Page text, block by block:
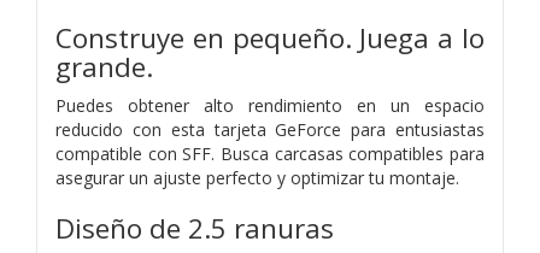
Construye en pequeño. Juega a lo
grande.
Puedes obtener alto rendimiento en un espacio
reducido con esta tarjeta GeForce para entusiastas
compatible con SFF. Busca carcasas compatibles para
asegurar un ajuste perfecto y optimizar tu montaje.
Diseño de 2.5 ranuras